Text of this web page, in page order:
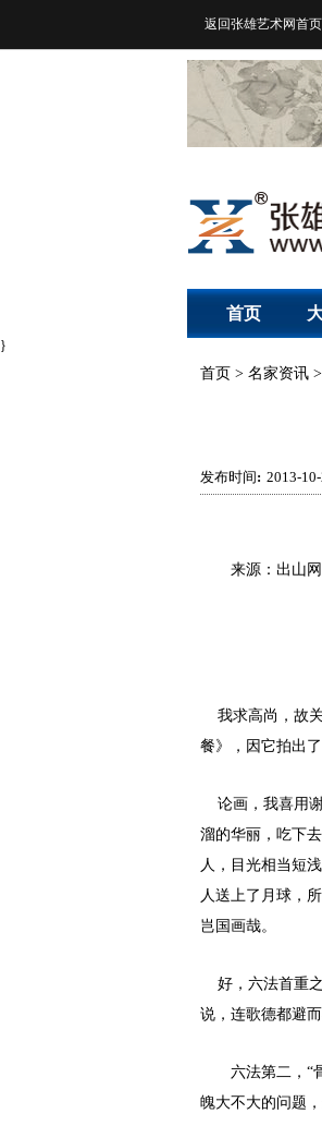
返回张雄艺术网首页
首页
}
首页 > 名家资讯
发布时间: 2013-
来源：出山网
我求高尚，故
餐》，因它拍出
论画，我喜用
溜的华丽，吃下
人，目光相当短
人送上了月球，
岂国画哉。
好，六法首重
说，连歌德都避
六法第二，“
魄大不大的问题